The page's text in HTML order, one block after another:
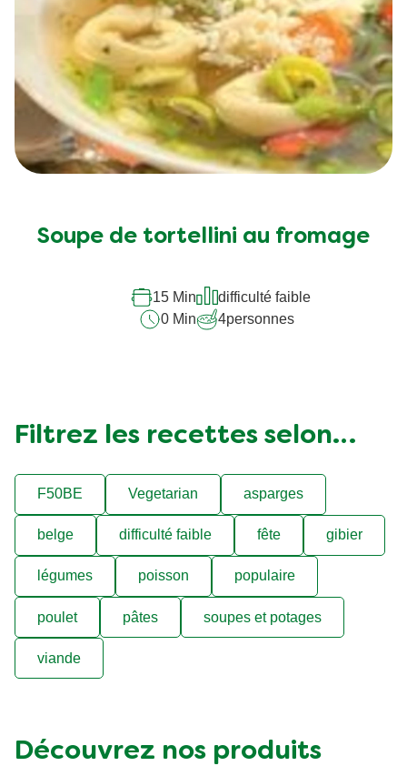
Soupe de tortellini au fromage
15 Min
difficulté faible
0 Min
4personnes
Filtrez les recettes selon…
F50BE Vegetarian asparges
belge difficulté faible fête gibier
légumes poisson populaire
poulet pâtes soupes et potages
viande
Découvrez nos produits